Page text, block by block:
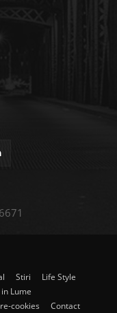
Stiri
Life Style
Lume
cookies Contact